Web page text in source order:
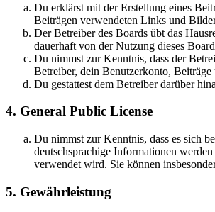
Du erklärst mit der Erstellung eines
Beiträgen verwendeten Links und
Der Betreiber des Boards übt das
dauerhaft von der Nutzung dieses
Du nimmst zur Kenntnis, dass der
Betreiber, dein Benutzerkonto,
Du gestattest dem Betreiber darüber
4. General Public License
Du nimmst zur Kenntnis, dass es sich
deutschsprachige Informationen
verwendet wird. Sie können
5. Gewährleistung